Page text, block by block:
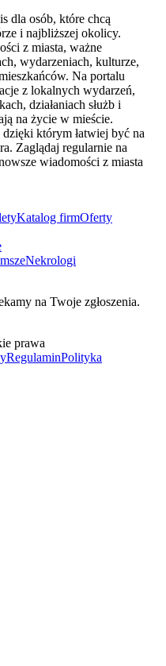
dla osób, które chcą
i najbliższej okolicy.
z miasta, ważne
wydarzeniach, kulturze,
Na portalu
z lokalnych wydarzeń,
działaniach służb i
na życie w mieście.
którym łatwiej być na
Zaglądaj regularnie na
wiadomości z miasta
Katalog firmOferty
Nekrologi
na Twoje zgłoszenia.
prawa
RegulaminPolityka